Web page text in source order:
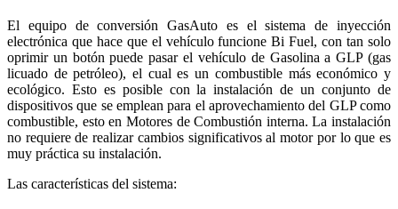
El equipo de conversión GasAuto es el sistema de inyección
electrónica que hace que el vehículo funcione Bi Fuel, con tan solo
oprimir un botón puede pasar el vehículo de Gasolina a GLP (gas
licuado de petróleo), el cual es un combustible más económico y
ecológico. Esto es posible con la instalación de un conjunto de
dispositivos que se emplean para el aprovechamiento del GLP como
combustible, esto en Motores de Combustión interna. La instalación
no requiere de realizar cambios significativos al motor por lo que es
muy práctica su instalación.
Las características del sistema: